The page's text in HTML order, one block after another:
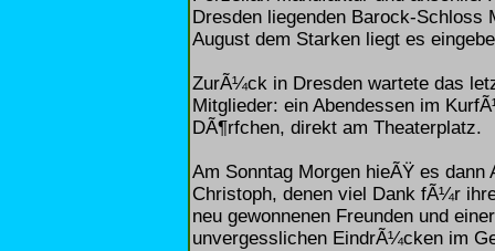
Dresden liegenden Barock-Schloss
August dem Starken liegt es
ZurÃ¼ck in Dresden wartete das
Mitglieder: ein Abendessen im
DÃ¶rfchen, direkt am Theaterplatz.
Am Sonntag Morgen hieÃŸ es
Christoph, denen viel Dank fÃ¼r
neu gewonnenen Freunden und
unvergesslichen EindrÃ¼cken im